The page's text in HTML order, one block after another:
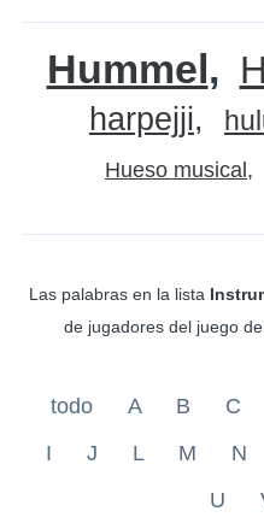
Hummel
harpejji
Hueso musical
Las palabras en la lista
de jugadores del juego
todo A B C
I
J L M N
U